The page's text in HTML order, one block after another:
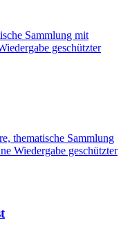
Sammlung mit
geschützter
thematische Sammlung
Wiedergabe geschützter